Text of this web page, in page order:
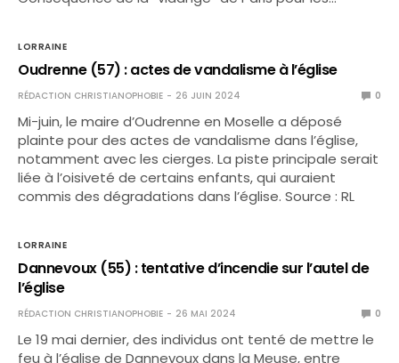
LORRAINE
Oudrenne (57) : actes de vandalisme à l’église
RÉDACTION CHRISTIANOPHOBIE 26 JUIN 2024 0
Mi-juin, le maire d’Oudrenne en Moselle a déposé
plainte pour des actes de vandalisme dans l’église,
notamment avec les cierges. La piste principale serait
liée à l’oisiveté de certains enfants, qui auraient
commis des dégradations dans l’église. Source : RL
LORRAINE
Dannevoux (55) : tentative d’incendie sur l’autel de
l’église
RÉDACTION CHRISTIANOPHOBIE 26 MAI 2024 0
Le 19 mai dernier, des individus ont tenté de mettre le
feu à l’église de Dannevoux dans la Meuse, entre